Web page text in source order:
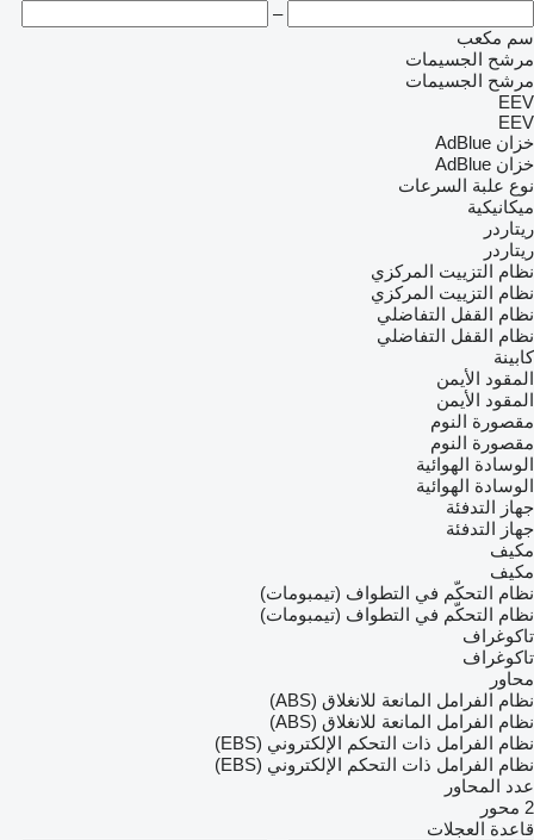
–
سم مكعب
مرشح الجسيمات
مرشح الجسيمات
EEV
EEV
خزان AdBlue
خزان AdBlue
نوع علبة السرعات
ميكانيكية
ريتاردر
ريتاردر
نظام التزييت المركزي
نظام التزييت المركزي
نظام القفل التفاضلي
نظام القفل التفاضلي
كابينة
المقود الأيمن
المقود الأيمن
مقصورة النوم
مقصورة النوم
الوسادة الهوائية
الوسادة الهوائية
جهاز التدفئة
جهاز التدفئة
مكيف
مكيف
نظام التحكّم في التطواف (تيمبومات)
نظام التحكّم في التطواف (تيمبومات)
تاكوغراف
تاكوغراف
محاور
نظام الفرامل المانعة للانغلاق (ABS)
نظام الفرامل المانعة للانغلاق (ABS)
نظام الفرامل ذات التحكم الإلكتروني (EBS)
نظام الفرامل ذات التحكم الإلكتروني (EBS)
عدد المحاور
2 محور
قاعدة العجلات